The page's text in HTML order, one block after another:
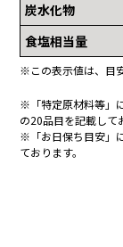
炭水化物
食塩相当量
※この表示値は、目安
※「特定原材料等」
の20品目を記載して
※「お日保ち目安」
ております。